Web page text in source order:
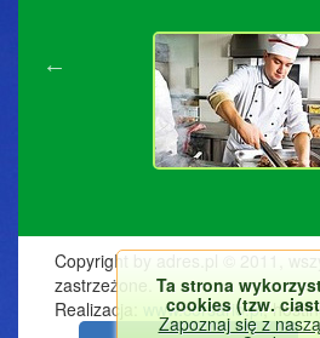
Copyright by adres.pl © 2011,
zastrzeżone.
Realizacja: www.corsario.pl,
Ta strona
cookies (tzw.
Zapoznaj się z